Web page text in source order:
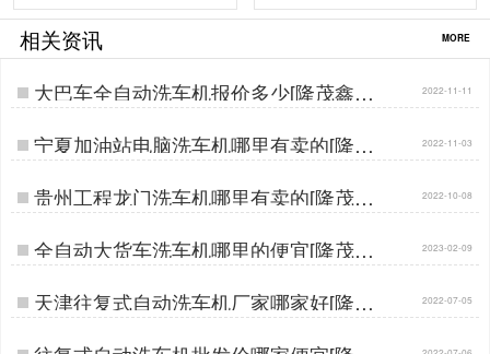
相关资讯 MORE
大巴车全自动洗车机报价多少[隆茂鑫晟]
…
2022-11-11
宁夏加油站电脑洗车机哪里有卖的[隆茂
鑫晟]…
2022-11-03
贵州工程龙门洗车机哪里有卖的[隆茂鑫
晟]…
2022-10-08
全自动大货车洗车机哪里的便宜[隆茂鑫
晟]…
2023-02-09
天津往复式自动洗车机厂家哪家好[隆茂
鑫晟]…
2022-07-05